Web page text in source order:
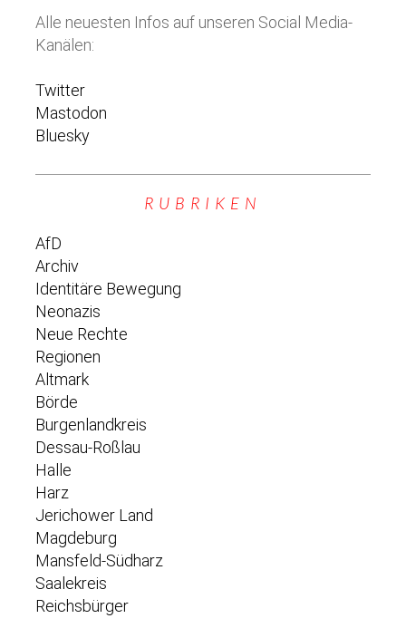
Alle neuesten Infos auf unseren Social Media-
Kanälen:
Twitter
Mastodon
Bluesky
RUBRIKEN
AfD
Archiv
Identitäre Bewegung
Neonazis
Neue Rechte
Regionen
Altmark
Börde
Burgenlandkreis
Dessau-Roßlau
Halle
Harz
Jerichower Land
Magdeburg
Mansfeld-Südharz
Saalekreis
Reichsbürger